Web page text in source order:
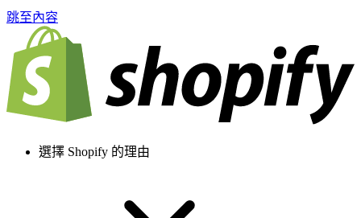
跳至內容
選擇 Shopify 的理由